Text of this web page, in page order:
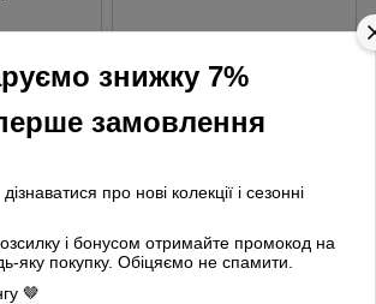
знижку 7%
замовлення
про нові колекції і сезонні
і бонусом отримайте промокод на
яку покупку. Обіцяємо не спамити.
🤎
бежева
940 грн